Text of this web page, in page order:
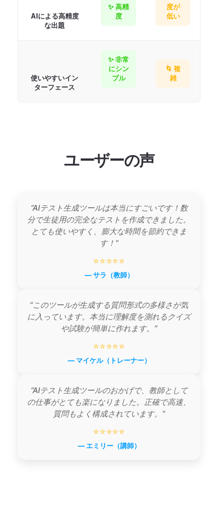
AIによる高精度
な出題
✨ 高精
度
度が
低い
使いやすいイン
ターフェース
✨ 非常
にシン
プル
🌀 複
雑
ユーザーの声
“AIテスト生成ツールは本当にすごいです！数
分で生徒用の完全なテストを作成できました。
とても使いやすく、膨大な時間を節約できま
す！”
⭐⭐⭐⭐⭐
— サラ（教師）
“このツールが生成する質問形式の多様さが気
に入っています。本当に理解度を測れるクイズ
や試験が簡単に作れます。”
⭐⭐⭐⭐⭐
— マイケル（トレーナー）
“AIテスト生成ツールのおかげで、教師として
の仕事がとても楽になりました。正確で高速、
質問もよく構成されています。”
⭐⭐⭐⭐⭐
— エミリー（講師）